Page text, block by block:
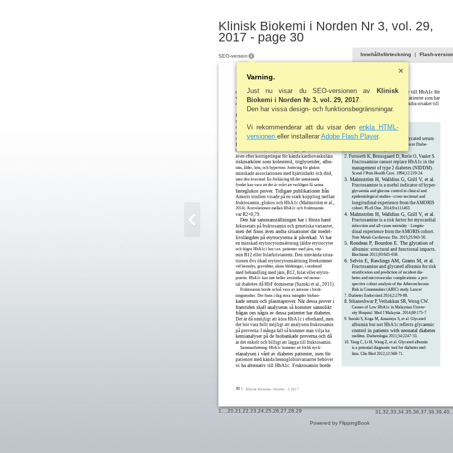
Klinisk Biokemi i Norden Nr 3, vol. 29,
2017 - page 30
30 | Klinisk Biokemi i Norden · 3 2017
och HbA1c. Skillnader i korrelationer kan mycket
väl vara beroende på valet av patienter som ingår i
de olika studierna.
För ett par år sedan publicerades en artikel om
fruktosamin som kardiovaskulär riskmarkör i den
svenska Amoris studien. Amoriskohorten bestod
av 338443 personer som i denna studie hade följts
under i medeltal 19 år. Det är alltså en mycket stor
studie som visade en mycket stark korrelation mel-
lan fruktosamin och hjärtinfarkt respektive död
(Malmström et al., 2015). Denna koppling kvarstod
även efter korrigeringar för kända kardiovaskulära
riskmarkörer som kolesterol, triglycerider, albu-
min, ålder, kön, och hypertoni. Justering för glukos
minskade associationen med hjärtinfarkt och död,
men den kvarstod. En förklaring till det sistnämnda
fyndet kan vara att det är svårt att verkligen få sanna
fasteglukos prover. Tidigare publikationer från
Amoris studien visade på en stark koppling mellan
fruktosamin, glukos och HbA1c (Malmström et al.,
2014). Korrelationen mellan HbA1c och fruktosamin
var R2=0,79.
Den här sammanställningen har i första hand
fokuserats på fruktosamin och genetiska varianter,
men det finns även andra situationer där medel-
livslängden på erytrocyterna är påverkad. Vi har
en minskad erytrocytomsättning (äldre erytrocyter
och högre HbA1c) hos t.ex. patienter med järn, vita-
min B12 eller folatbristanemi. Den omvända situa-
tionen dvs ökad erytrocytomsättning förekommer
vid hemolys, graviditet, akuta blödningar, i samband
med behandling med järn, B12, folat eller erytro-
poietin. HbA1c kan inte heller användas vid neona-
tal diabetes då HbF dominerar (Suzuki et al., 2011).
Fruktosamin borde också vara av intresse i forsk-
ningsstudier. Det finns i dag stora mängder bioban-
kade serum och plasmaprover. När dessa prover i
framtiden skall analyseras så kommer sannolikt
frågan om några av dessa patienter har diabetes.
Det är då omöjligt att köra HbA1c i efterhand, men
det bör vara fullt möjligt att analysera fruktosamin
på proverna. I många fall så kommer man vilja ha
kemianalyser på de biobankade proverna och då
är det enkelt och billigt att lägga till fruktosamin.
Sammanfattning: HbA1c kommer att förbli nyck-
elanalysen i vård av diabetes patienter, men för
patienter med kända hemoglobinvarianter behöver
vi ha alternativ till HbA1c. Fruktosamin borde
vara ett lämpligt sådant alternativ till HbA1c för
långtidsglukosmonitorering hos patienter som har
kända hemoglobinvarianter eller andra orsaker till
förändrat erytrocytomsättning.
1. Cohen RM, HermanWH. Are glycated serum
proteins ready for prime time? Lancet Diabe-
2. Furuseth K, Bruusgaard D, Rutle O, Vaaler S.
Fructosamine cannot replace HbA1c in the
management of type 2 diabetes (NIDDM).
Scand J Prim Health Care. 1994;12:219-24.
3. Malmström H, Walldius G, Grill V, et al.
Fructosamine is a useful indicator of hyper-
glycaemia and glucose control in clinical and
epidemiological studies--cross-sectional and
longitudinal experience from the AMORIS
cohort. PLoS One. 2014;9:e111463.
4. Malmström H, Walldius G, Grill V, et al.
Fructosamine is a risk factor for myocardial
infarction and all-cause mortality - Longitu-
dinal experience from the AMORIS cohort.
Nutr Metab Cardiovasc Dis. 2015;25:943-50.
5. Rondeau P, Bourdon E. The glycation of
albumin: structural and functional impacts.
Biochimie 2011;93:645-658.
6. Selvin E, Rawlings AM, Grams M, et al.
Fructosamine and glycated albumin for risk
stratification and prediction of incident dia-
betes and microvascular complications: a pro-
spective cohort analysis of the Atherosclerosis
Risk in Communities (ARIC) study. Lancet
7. Diabetes Endocrinol 2014;2:279-88.
8. Sthaneshwar P, Vethakkan SR, Wong CW.
Causes of Low HbA1c in Malaysian Univer-
sity Hospital. Med J Malaysia. 2014;69:175-7.
9. Suzuki S, Koga M, Amamiya S, et al. Glycated
albumin but not HbA1c reflects glycaemic
control in patients with neonatal diabetes
mellitus. Diabetologia 2011;54:2247-53.
10. Yang C, Li H, Wang Z, et al. Glycated albumin
is a potential diagnostic tool for diabetes mel-
litus. Clin Med 2012;12:568-71.
SEO-version
Varning.
Just nu visar du SEO-versionen av Klinisk
Biokemi i Norden Nr 3, vol. 29, 2017.
Den har vissa design- och funktionsbegränsningar.
Vi rekommenderar att du visar denenkla HTML-
versionen eller installerar Adobe Flash Player.
Innehållsförteckning | Flash-version
1...,20,21,22,23,24,25,26,27,28,29 31 32 33 34, 35 36 37 38 39 40
Powered by FlippingBook